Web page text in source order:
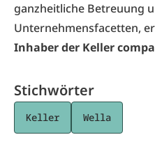
ganzheitliche Betreuung
Unternehmensfacetten,
Inhaber der Keller
Stichwörter
Keller Wella